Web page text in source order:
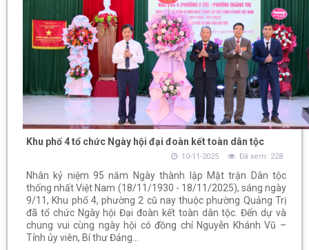
Khu phố 4 tổ chức Ngày hội đại đoàn kết toàn dân tộc
10-11-2025 Đã xem: 228
Nhân kỷ niệm 95 năm Ngày thành lập Mặt trận Dân tộc
thống nhất Việt Nam (18/11/1930 - 18/11/2025), sáng ngày
9/11, Khu phố 4, phường 2 cũ nay thuộc phường Quảng Trị
đã tổ chức Ngày hội Đại đoàn kết toàn dân tộc. Đến dự và
chung vui cùng ngày hội có đồng chí Nguyễn Khánh Vũ –
Tỉnh ủy viên, Bí thư Đảng...